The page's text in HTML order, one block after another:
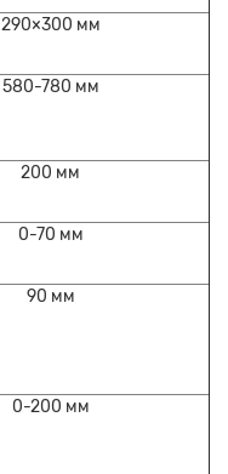
290×300 мм
580-780 мм
200 мм
0-70 мм
90 мм
0-200 мм